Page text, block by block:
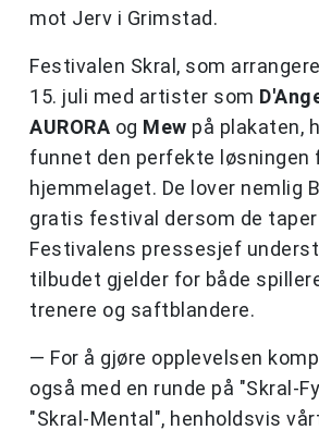
mot Jerv i Grimstad.
Festivalen Skral, som
15. juli med artister som
AURORA og Mew på plakaten,
funnet den perfekte løsningen
hjemmelaget. De lover nemlig
gratis festival dersom de taper
Festivalens pressesjef
tilbudet gjelder for både
trenere og saftblandere.
— For å gjøre opplevelsen
også med en runde på "Skral-
"Skral-Mental", henholdsvis